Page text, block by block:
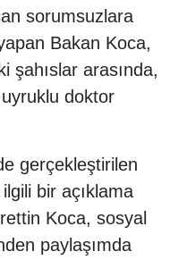
sorumsuzlara
Bakan Koca,
şahıslar arasında,
doktor
gerçekleştirilen
bir açıklama
Koca, sosyal
paylaşımda